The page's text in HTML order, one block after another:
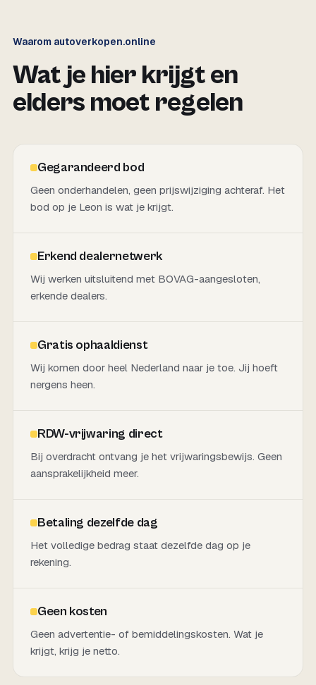
Waarom autoverkopen.online
Wat je hier krijgt en
elders moet regelen
Gegarandeerd bod
Geen onderhandelen, geen prijswijziging achteraf. Het
bod op je Leon is wat je krijgt.
Erkend dealernetwerk
Wij werken uitsluitend met BOVAG-aangesloten,
erkende dealers.
Gratis ophaaldienst
Wij komen door heel Nederland naar je toe. Jij hoeft
nergens heen.
RDW-vrijwaring direct
Bij overdracht ontvang je het vrijwaringsbewijs. Geen
aansprakelijkheid meer.
Betaling dezelfde dag
Het volledige bedrag staat dezelfde dag op je
rekening.
Geen kosten
Geen advertentie- of bemiddelingskosten. Wat je
krijgt, krijg je netto.